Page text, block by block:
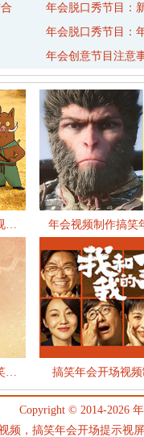
年会脱口秀节目：
年会脱口秀节目：
年会创意节目注意
… 年会视频制作搞
… 搞笑年会开场视
Copyright © 2014-2026
频，搞笑年会开场提示视